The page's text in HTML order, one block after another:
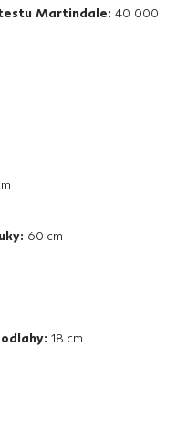
Martindale: 40 000
60 cm
18 cm